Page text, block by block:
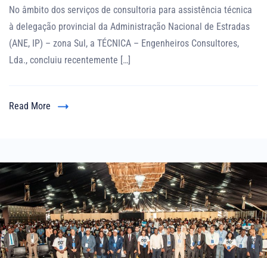
No âmbito dos serviços de consultoria para assistência técnica
à delegação provincial da Administração Nacional de Estradas
(ANE, IP) – zona Sul, a TÉCNICA – Engenheiros Consultores,
Lda., concluiu recentemente […]
Read More